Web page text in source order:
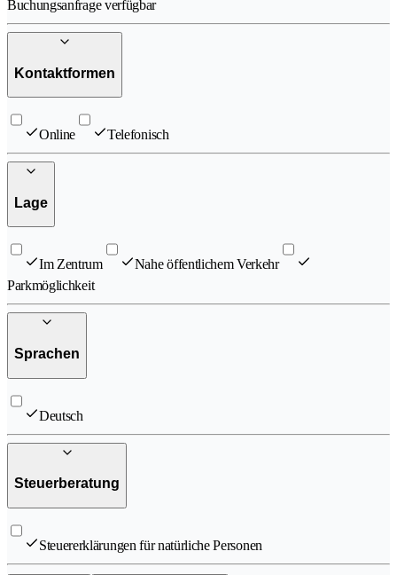
Buchungsanfrage verfügbar
Kontaktformen
Online Telefonisch
Lage
Im Zentrum
Nahe öffentlichem Verkehr
Parkmöglichkeit
Sprachen
Deutsch
Steuerberatung
Steuererklärungen für natürliche Personen